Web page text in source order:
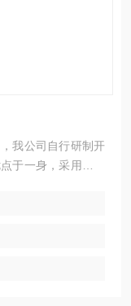
我公司自行研制开
于一身，采用数控
作的变流器，具有
开关柜，断路器，